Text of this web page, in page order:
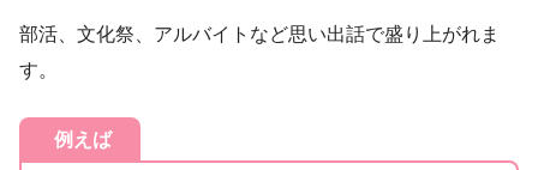
部活、文化祭、アルバイトなど思い出話で盛り上がれま
す。
例えば